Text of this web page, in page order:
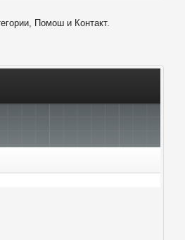
Помош и Контакт.